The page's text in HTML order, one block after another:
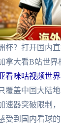
杯？打开国内
拿大看B站世界
看咪咕视频世
覆盖中国大陆
速器突破限制
受到国内看球的